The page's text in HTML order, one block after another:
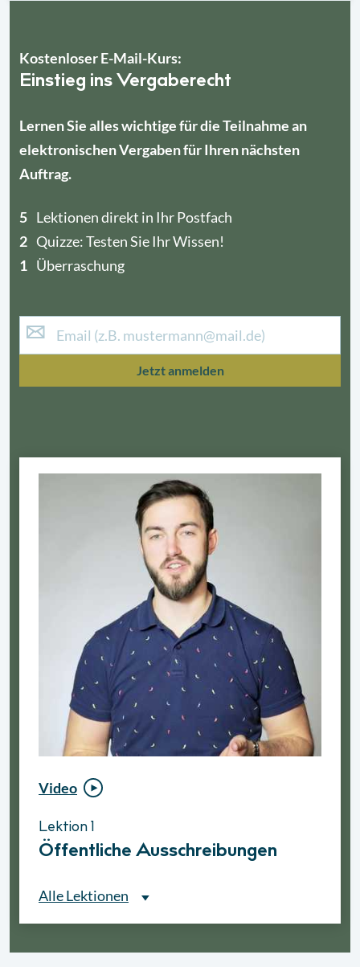
Kostenloser E-Mail-Kurs:
Einstieg ins Vergaberecht
Lernen Sie alles wichtige für die Teilnahme an
elektronischen Vergaben für Ihren nächsten
Auftrag.
5 Lektionen direkt in Ihr Postfach
2 Quizze: Testen Sie Ihr Wissen!
1 Überraschung
1
Jetzt anmelden
Video
Lektion 1
Öffentliche Ausschreibungen
Alle Lektionen
Ablauf eines
Lektion 1